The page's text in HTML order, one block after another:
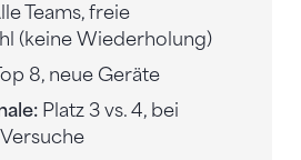
Teams, freie
(keine Wiederholung)
8, neue Geräte
Platz 3 vs. 4, bei